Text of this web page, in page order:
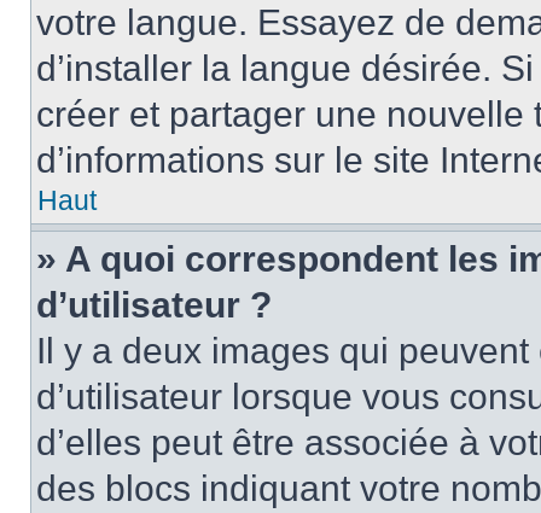
votre langue. Essayez de
d’installer la langue désirée.
créer et partager une
d’informations sur le site
Haut
» A quoi correspondent les
d’utilisateur ?
Il y a deux images qui
d’utilisateur lorsque vous
d’elles peut être associée à
des blocs indiquant votre